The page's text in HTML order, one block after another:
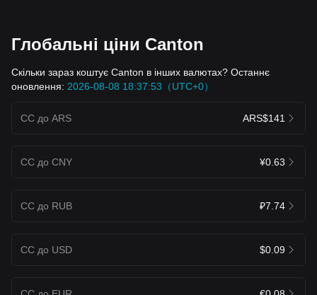
Глобальні ціни Canton
Скільки зараз коштує Canton в інших валютах? Останнє
оновлення: 2026-08-08 18:37:53（UTC+0）
CC до ARS ARS$141
CC до CNY ¥0.63
CC до RUB ₽7.74
CC до USD $0.09